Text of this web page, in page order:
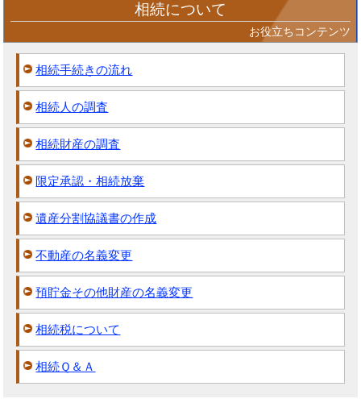
相続について
お役立ちコンテンツ
相続手続きの流れ
相続人の調査
相続財産の調査
限定承認・相続放棄
遺産分割協議書の作成
不動産の名義変更
預貯金その他財産の名義変更
相続税について
相続Ｑ＆Ａ